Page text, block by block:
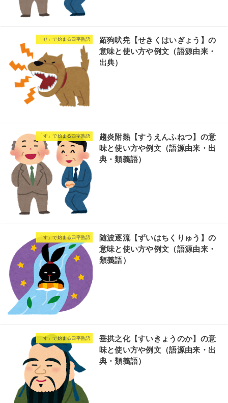
「せ」で始まる四字熟語
跖狗吠尭【せきくはいぎょう】の
意味と使い方や例文（語源由来・
出典）
「す」で始まる四字熟語
趨炎附熱【すうえんふねつ】の意
味と使い方や例文（語源由来・出
典・類義語）
「す」で始まる四字熟語
随波逐流【ずいはちくりゅう】の
意味と使い方や例文（語源由来・
類義語）
「す」で始まる四字熟語
垂拱之化【すいきょうのか】の意
味と使い方や例文（語源由来・出
典・類義語）